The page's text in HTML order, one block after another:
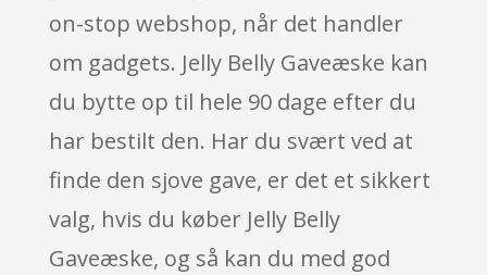
on-stop webshop, når det handler
om gadgets. Jelly Belly Gaveæske kan
du bytte op til hele 90 dage efter du
har bestilt den. Har du svært ved at
finde den sjove gave, er det et sikkert
valg, hvis du køber Jelly Belly
Gaveæske, og så kan du med god